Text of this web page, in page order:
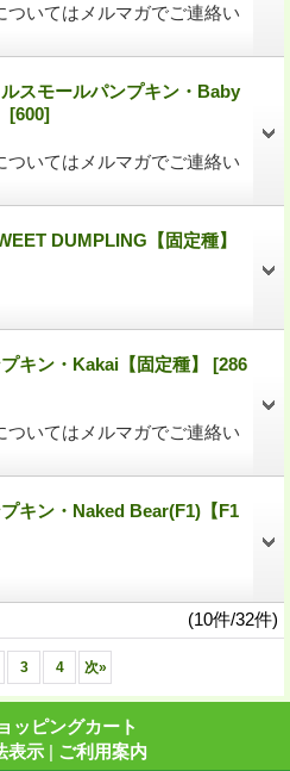
ついてはメルマガでご連絡い
スモールパンプキン・Baby
[600]
ついてはメルマガでご連絡い
DUMPLING【固定種】
キン・Kakai【固定種】 [286
ついてはメルマガでご連絡い
キン・Naked Bear(F1)【F1
(10件/32件)
3 4 次»
ッピングカート
表示 | ご利用案内